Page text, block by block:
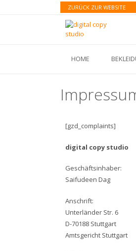
ZURÜCK ZUR WEBSITE
HOME
[gzd_complaints]
digital copy studio
Geschäftsinhaber:
Saifudeen Dag
Anschrift:
Unterländer Str. 6
D-70188 Stuttgart
Amtsgericht Stuttgart